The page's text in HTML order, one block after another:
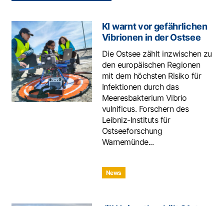
KI warnt vor gefährlichen
Vibrionen in der Ostsee
Die Ostsee zählt inzwischen zu
den europäischen Regionen
mit dem höchsten Risiko für
Infektionen durch das
Meeresbakterium Vibrio
vulnificus. Forschern des
Leibniz-Instituts für
Ostseeforschung
Warnemünde...
News